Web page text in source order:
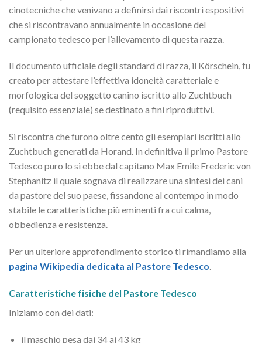
cinotecniche che venivano a definirsi dai riscontri espositivi
che si riscontravano annualmente in occasione del
campionato tedesco per l’allevamento di questa razza.
Il documento ufficiale degli standard di razza, il Körschein, fu
creato per attestare l’effettiva idoneità caratteriale e
morfologica del soggetto canino iscritto allo Zuchtbuch
(requisito essenziale) se destinato a fini riproduttivi.
Si riscontra che furono oltre cento gli esemplari iscritti allo
Zuchtbuch generati da Horand. In definitiva il primo Pastore
Tedesco puro lo si ebbe dal capitano Max Emile Frederic von
Stephanitz il quale sognava di realizzare una sintesi dei cani
da pastore del suo paese, fissandone al contempo in modo
stabile le caratteristiche più eminenti fra cui calma,
obbedienza e resistenza.
Per un ulteriore approfondimento storico ti rimandiamo alla
pagina Wikipedia dedicata al Pastore Tedesco
Caratteristiche fisiche del Pastore Tedesco
Iniziamo con dei dati:
il maschio pesa dai 34 ai 43 kg